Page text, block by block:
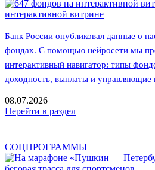
интерактивной витрине
Банк России опубликовал данные о
фондах. С помощью нейросети мы
интерактивный навигатор: типы
доходность, выплаты и
08.07.2026
Перейти в раздел
СОЦПРОГРАММЫ